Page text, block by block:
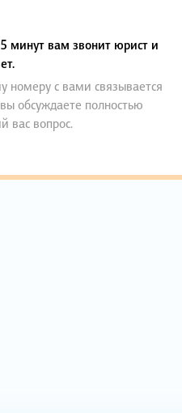
минут вам звонит юрист и
номеру с вами связывается
обсуждаете полностью
вас вопрос.